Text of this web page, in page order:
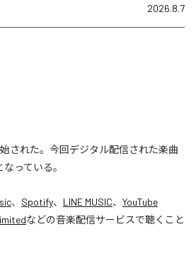
2026.8.7
始された。今回デジタル配信された楽曲
なっている。
、 Spotify、 LINE MUSIC、 YouTube
などの音楽配信サービスで聴くこと